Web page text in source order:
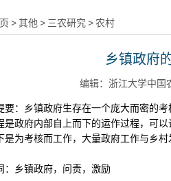
>其他 > 三农研究 >农村
乡镇政府
编辑：浙江大学中国
乡镇政府生存在一个庞大而密的考
是政府内部自上而下的运作过程，可
是为考核而工作，大量政府工作与乡村
乡镇政府，问责，激励